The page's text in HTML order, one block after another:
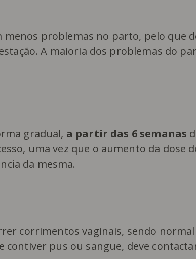
menos problemas no parto, pelo que
A maioria dos problemas do
gradual, a partir das 6 semanas
uma vez que o aumento da dose
da mesma.
corrimentos vaginais, sendo
pus ou sangue, deve